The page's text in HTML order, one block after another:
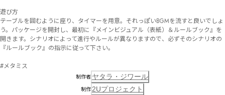
遊び方
テーブルを囲むように座り、タイマーを用意。それっぽいBGMを流すと良いでしょ
う。パッケージを開封し、最初に『メインビジュアル（表紙）＆ルールブック』を
開きます。シナリオによって進行やルールが異なりますので、必ずそのシナリオの
『ルールブック』の指示に従って下さい。
#メタミス
制作者 ヤタラ・ジワール
制作 2Uプロジェクト